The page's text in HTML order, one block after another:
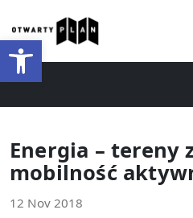
Open toolbar
Energia – tereny
mobilność
12 Nov 2018